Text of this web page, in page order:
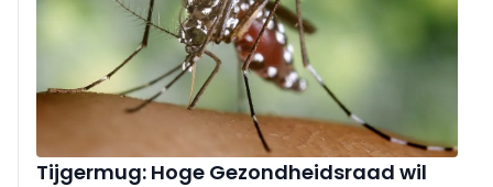
Tijgermug: Hoge Gezondheidsraad wil